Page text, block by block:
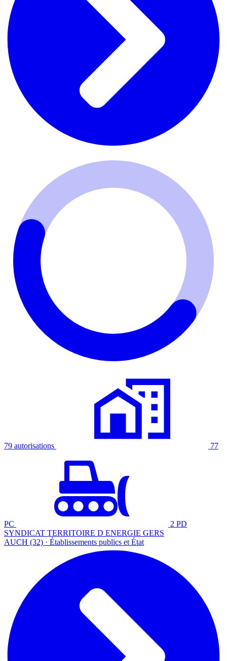
79 autorisations 77
PC
2 PD
SYNDICAT TERRITOIRE D ENERGIE GERS
AUCH (32) · Établissements publics et État